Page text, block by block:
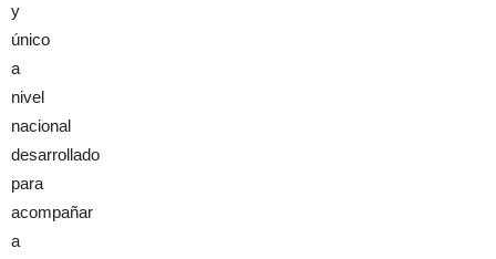
y
único
a
nivel
nacional
desarrollado
para
acompañar
a